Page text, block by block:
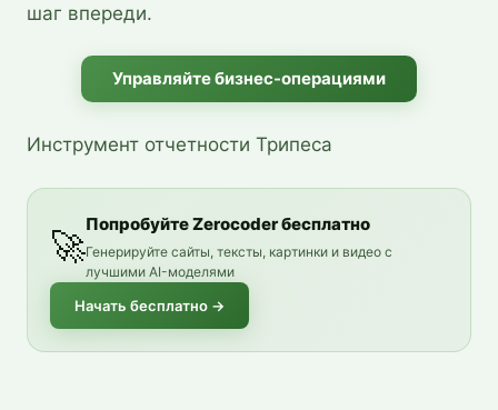
шаг впереди.
Управляйте бизнес-операциями
Инструмент отчетности Трипеса
🚀
Попробуйте Zerocoder бесплатно
Генерируйте сайты, тексты, картинки и видео с
лучшими AI-моделями
Начать бесплатно →